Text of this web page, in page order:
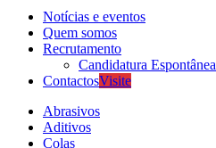
Notícias e eventos
Quem somos
Recrutamento
Candidatura Espontânea
ContactosVisite
Abrasivos
Aditivos
Colas